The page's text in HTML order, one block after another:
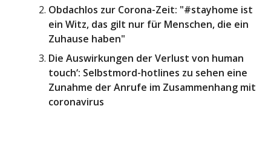
Obdachlos zur Corona-Zeit: "#stayhome ist
ein Witz, das gilt nur für Menschen, die ein
Zuhause haben"
Die Auswirkungen der Verlust von human
touch‘: Selbstmord-hotlines zu sehen eine
Zunahme der Anrufe im Zusammenhang mit
coronavirus